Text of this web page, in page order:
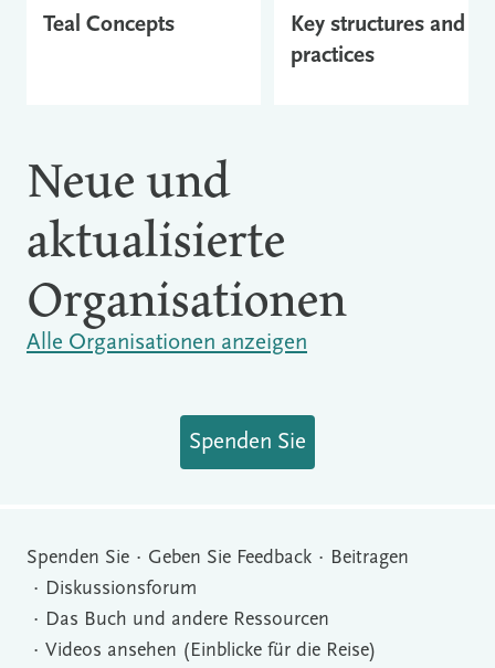
Teal Concepts
Key structures and
practices
Neue und
aktualisierte
Organisationen
Alle Organisationen anzeigen
Spenden Sie
Spenden Sie Geben Sie Feedback
Beitragen
Diskussionsforum
Das Buch und andere Ressourcen
Videos ansehen (Einblicke für die Reise)